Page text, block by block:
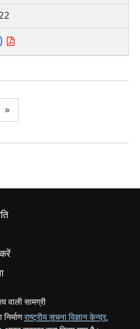
»
वाली सामग्री
राष्ट्रीय सूचना विज्ञान केन्द्र,